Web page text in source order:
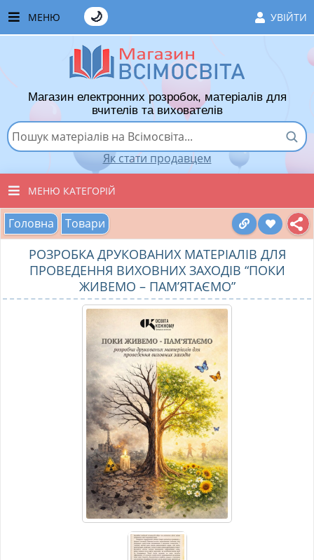
МЕНЮ УВІЙТИ
🌙
ЧАСТІ ЗАПИТАННЯ
ЯК ТУТ КУПУВАТИ
ЯК ТУТ ПРОДАВАТИ
ДОДАТИ РОЗРОБКУ
ВПОДОБАНІ ТОВАРИ
КОШИК
Магазин електронних розробок, матеріалів для
вчителів та вихователів
Як стати продавцем
МЕНЮ КАТЕГОРІЙ
ВСІ ТОВАРИ
ВИХОВАТЕЛЯМ ДНЗ
ПОЧАТКОВІ КЛАСИ
МАТЕРІАЛИ З ПРЕДМЕТІВ
РІЗНІ МАТЕРІАЛИ
Головна Товари
РОЗРОБКА ДРУКОВАНИХ МАТЕРІАЛІВ ДЛЯ
ПРОВЕДЕННЯ ВИХОВНИХ ЗАХОДІВ “ПОКИ
ЖИВЕМО – ПАМ’ЯТАЄМО”